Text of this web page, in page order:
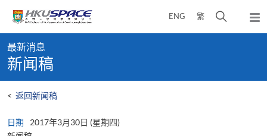
content
ENG 繁
开
弹
出
content
start
最新消息
新闻稿
< 返回新闻稿
日期
2017年3月30日 (星期四)